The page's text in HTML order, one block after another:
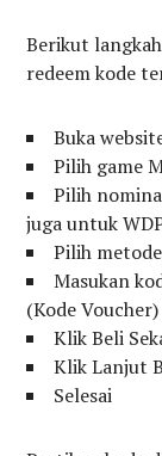
Berikut
redeem kode
Buka
Pilih game
Pilih
juga untuk
Pilih
Masukan
(Kode Voucher)
Klik Beli
Klik Lanjut
Selesai